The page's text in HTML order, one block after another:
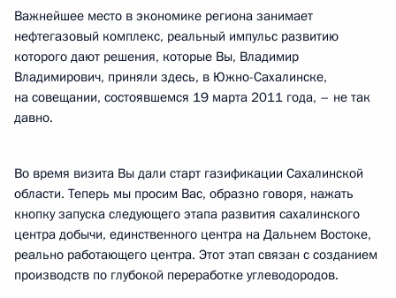
Важнейшее место в экономике региона занимает
нефтегазовый комплекс, реальный импульс развитию
которого дают решения, которые Вы, Владимир
Владимирович, приняли здесь, в Южно-Сахалинске,
на совещании, состоявшемся 19 марта 2011 года, – не так
давно.
Во время визита Вы дали старт газификации Сахалинской
области. Теперь мы просим Вас, образно говоря, нажать
кнопку запуска следующего этапа развития сахалинского
центра добычи, единственного центра на Дальнем Востоке,
реально работающего центра. Этот этап связан с созданием
производств по глубокой переработке углеводородов.